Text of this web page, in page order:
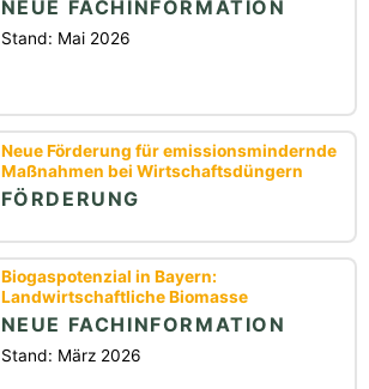
NEUE FACHINFORMATION
Stand: Mai 2026
Neue Förderung für emissionsmindernde
Maßnahmen bei Wirtschaftsdüngern
FÖRDERUNG
Biogaspotenzial in Bayern:
Landwirtschaftliche Biomasse
NEUE FACHINFORMATION
Stand: März 2026